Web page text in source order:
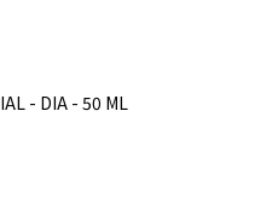
- DIA - 50 ML